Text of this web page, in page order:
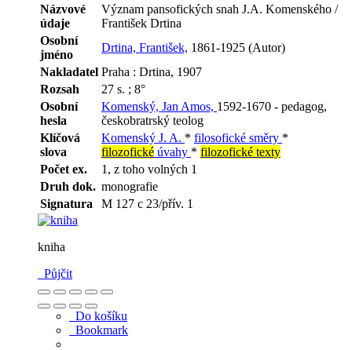
Názvové
údaje
Význam pansofických snah J.A. Komenského /
František Drtina
Osobní
jméno
Drtina, František, 1861-1925 (Autor)
Nakladatel Praha : Drtina, 1907
Rozsah
27 s. ; 8°
Osobní
hesla
Komenský, Jan Amos, 1592-1670 - pedagog,
českobratrský teolog
Klíčová
slova
Komenský J. A. * filosofické směry *
filozofické úvahy * filozofické texty
Počet ex.
1, z toho volných 1
Druh dok. monografie
Signatura
M 127 c 23/přív. 1
kniha
Půjčit
Do košíku
Bookmark